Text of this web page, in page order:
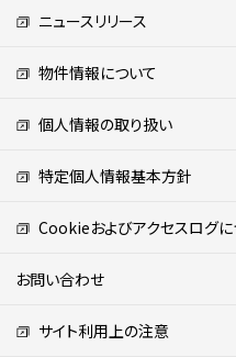
ニュースリリース
物件情報について
個人情報の取り扱い
特定個人情報基本方針
Cookieおよびアクセスログに
お問い合わせ
サイト利用上の注意